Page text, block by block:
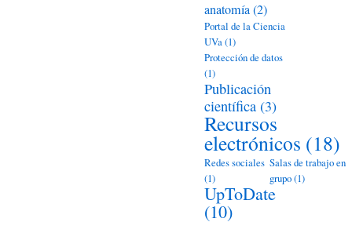
anatomía(2)
Portal de la Ciencia
UVa(1)
Protección de datos
(1)
Publicación
científica (3)
Recursos
electrónicos (18)
Redes sociales
(1)
Salas de trabajo en
grupo(1)
UpToDate
(10)